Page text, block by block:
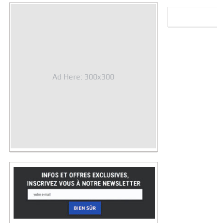
Ad Here: 300x300